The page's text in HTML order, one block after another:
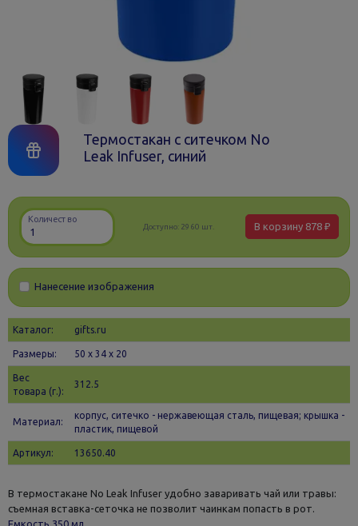
Термостакан с ситечком No
Leak Infuser, синий
Количество
Доступно: 2960 шт. В корзину 878 ₽
Нанесение изображения
Каталог: gifts.ru
Размеры: 50 х 34 x 20
Вес
товара (г.):
312.5
Материал:
корпус, ситечко - нержавеющая сталь, пищевая; крышка -
пластик, пищевой
Артикул: 13650.40
В термостакане No Leak Infuser удобно заваривать чай или травы:
съемная вставка-сеточка не позволит чаинкам попасть в рот.
Емкость 350 мл.